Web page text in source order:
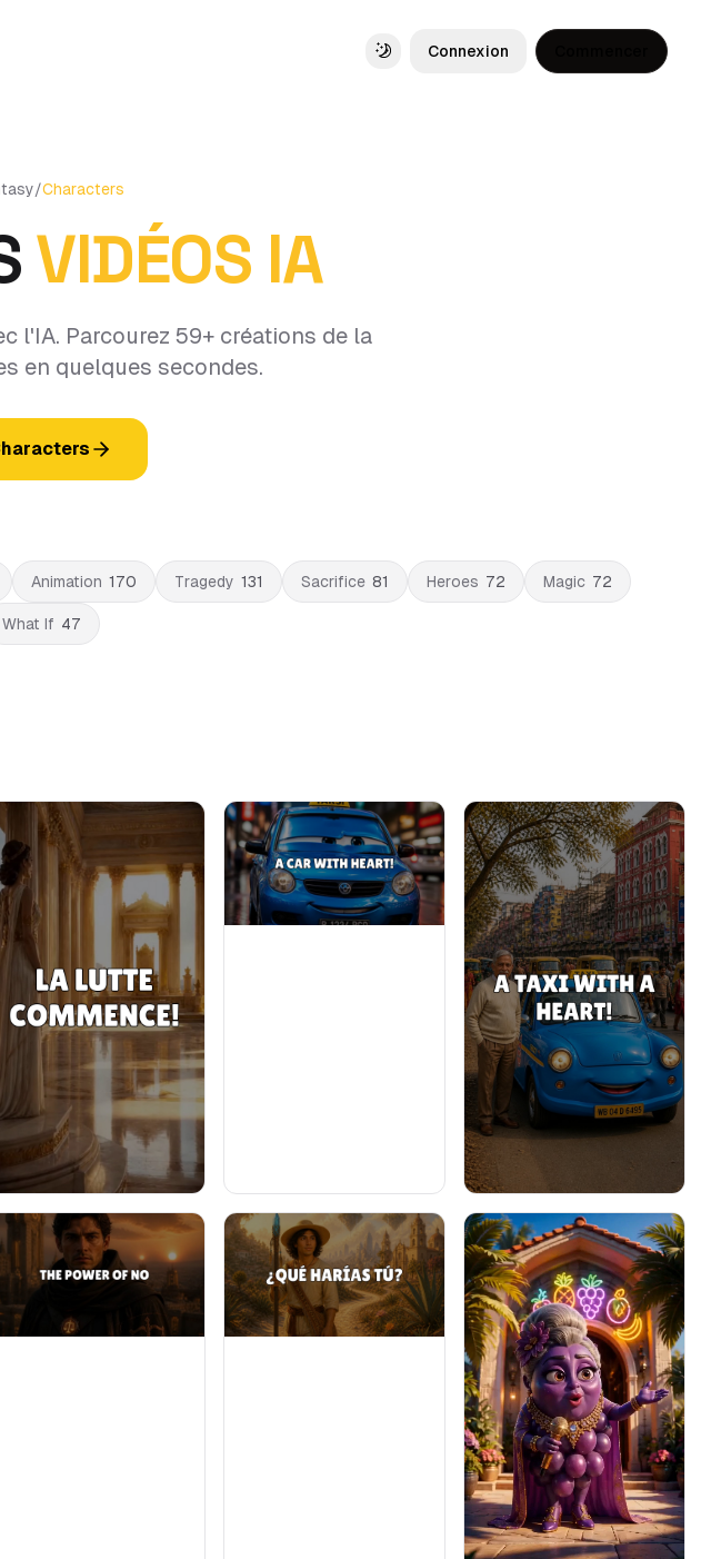
Toggle theme
Connexion
/Characters
VIDÉOS IA
l'IA. Parcourez 59+ créations de la
en quelques secondes.
Animation 170 Tragedy 131 Sacrifice 81 Heroes 72 Magic 72
What If 47